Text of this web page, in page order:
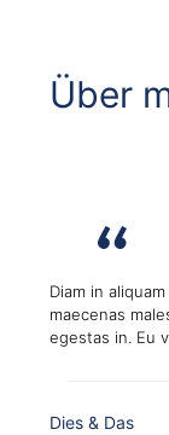
Über
Diam in
maecenas
egestas in. Eu
Dies & Das